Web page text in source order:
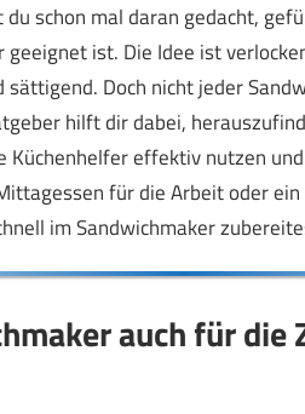
schon mal daran gedacht,
geeignet ist. Die Idee ist
Doch nicht jeder
hilft dir dabei,
Küchenhelfer effektiv nutzen
für die Arbeit oder
im Sandwichmaker
auch für